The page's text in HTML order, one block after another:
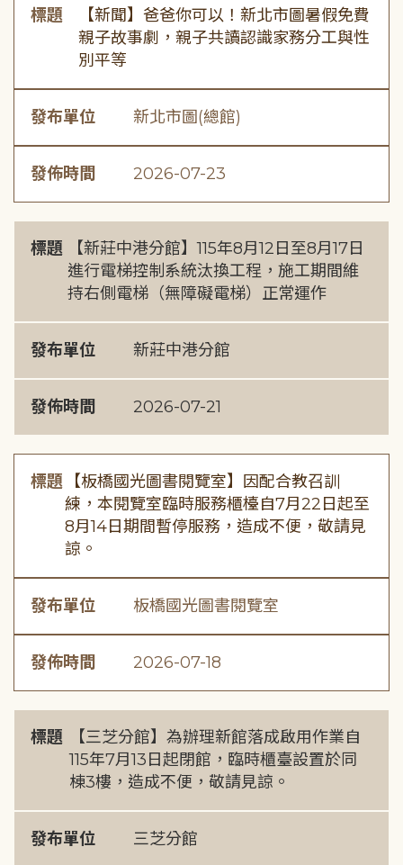
標題
【新聞】爸爸你可以！新北市圖暑假免費
親子故事劇，親子共讀認識家務分工與性
別平等
發布單位 新北市圖(總館)
發佈時間 2026-07-23
標題
【新莊中港分館】115年8月12日至8月17日
進行電梯控制系統汰換工程，施工期間維
持右側電梯（無障礙電梯）正常運作
發布單位 新莊中港分館
發佈時間 2026-07-21
標題
【板橋國光圖書閱覽室】因配合教召訓
練，本閱覽室臨時服務櫃檯自7月22日起至
8月14日期間暫停服務，造成不便，敬請見
諒。
發布單位 板橋國光圖書閱覽室
發佈時間 2026-07-18
標題
【三芝分館】為辦理新館落成啟用作業自
115年7月13日起閉館，臨時櫃臺設置於同
棟3樓，造成不便，敬請見諒。
發布單位 三芝分館